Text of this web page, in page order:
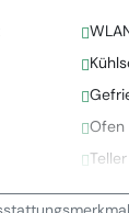
Ofen